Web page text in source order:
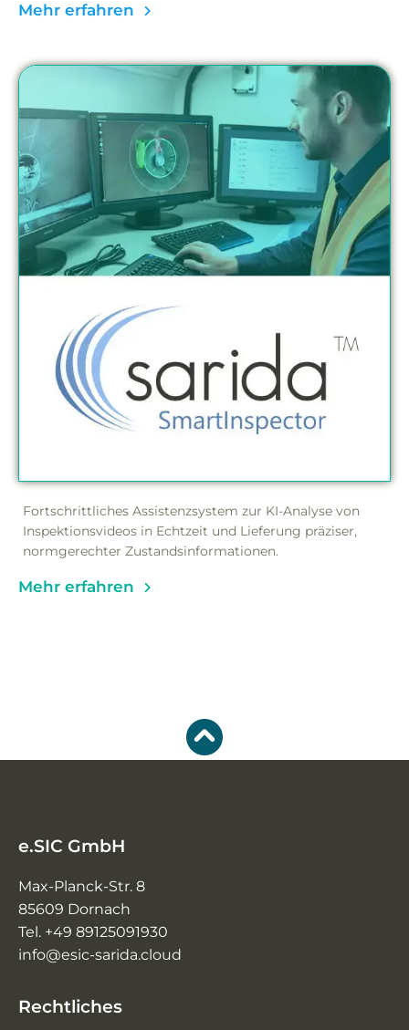
Mehr erfahren
Fortschrittliches Assistenzsystem zur KI-Analyse von
Inspektionsvideos in Echtzeit und Lieferung präziser,
normgerechter Zustandsinformationen.
Mehr erfahren
e.SIC GmbH
Max-Planck-Str. 8
85609 Dornach
Tel. +49 89125091930
info@esic-sarida.cloud
Rechtliches